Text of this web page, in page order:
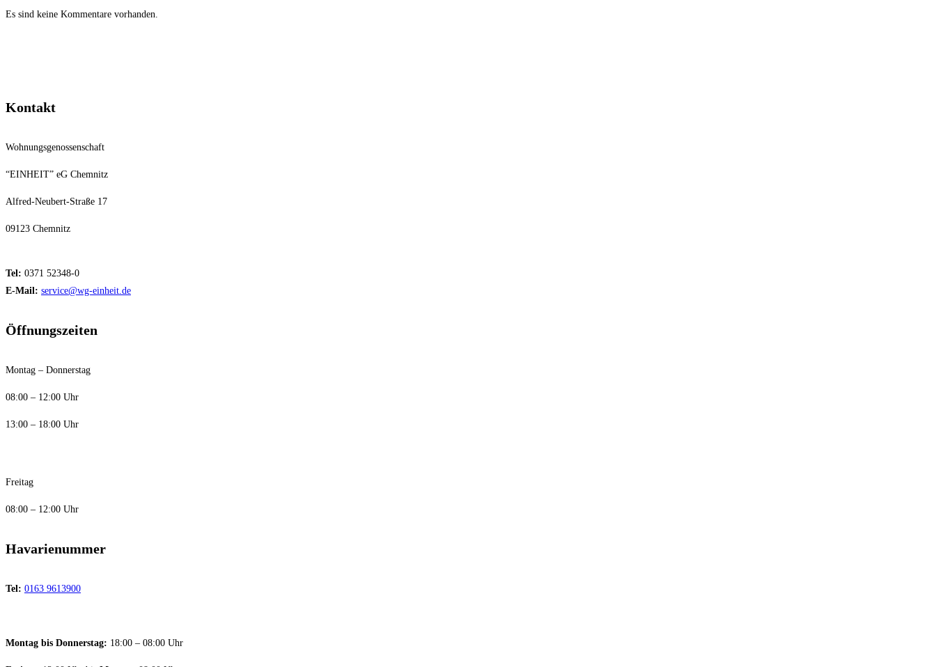
Es sind keine Kommentare vorhanden.
Kontakt
Wohnungsgenossenschaft
“EINHEIT” eG Chemnitz
Alfred-Neubert-Straße 17
09123 Chemnitz
Tel: 0371 52348-0
E-Mail: service@wg-einheit.de
Öffnungszeiten
Montag – Donnerstag
08:00 – 12:00 Uhr
13:00 – 18:00 Uhr
Freitag
08:00 – 12:00 Uhr
Havarienummer
Tel: 0163 9613900
Montag bis Donnerstag: 18:00 – 08:00 Uhr